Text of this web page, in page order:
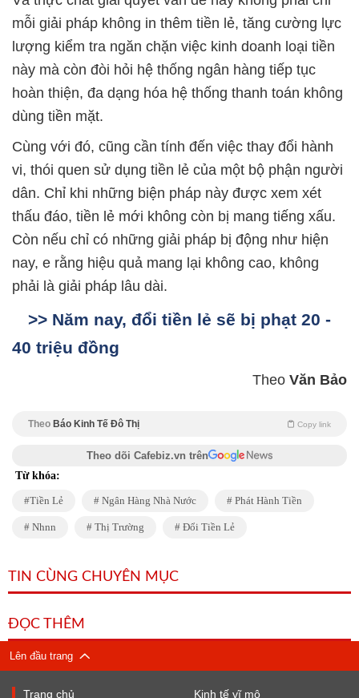
mỗi giải pháp không in thêm tiền lẻ, tăng cường lực
lượng kiểm tra ngăn chặn việc kinh doanh loại tiền
này mà còn đòi hỏi hệ thống ngân hàng tiếp tục
hoàn thiện, đa dạng hóa hệ thống thanh toán không
dùng tiền mặt.
Cùng với đó, cũng cần tính đến việc thay đổi hành
vi, thói quen sử dụng tiền lẻ của một bộ phận người
dân. Chỉ khi những biện pháp này được xem xét
thấu đáo, tiền lẻ mới không còn bị mang tiếng xấu.
Còn nếu chỉ có những giải pháp bị động như hiện
nay, e rằng hiệu quả mang lại không cao, không
phải là giải pháp lâu dài.
>> Năm nay, đổi tiền lẻ sẽ bị phạt 20 -
40 triệu đồng
Theo Văn Bảo
Theo Báo Kinh Tế Đô Thị Copy link
Theo dõi Cafebiz.vn trên
Từ khóa:
Tiền Lẻ Ngân Hàng Nhà Nước Phát Hành Tiền
Nhnn Thị Trường Đổi Tiền Lẻ
TIN CÙNG CHUYÊN MỤC
ĐỌC THÊM
Lên đầu trang
Trang chủ Kinh tế vĩ mô